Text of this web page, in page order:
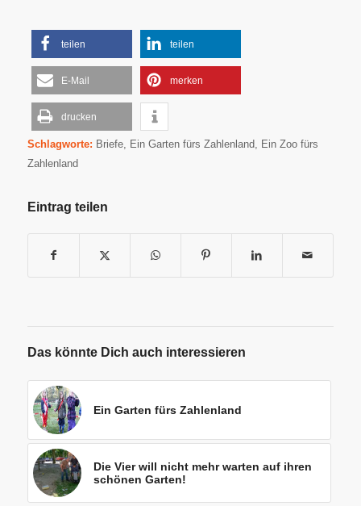
teilen teilen
E-Mail merken
drucken
Schlagworte: Briefe, Ein Garten fürs Zahlenland, Ein Zoo fürs
Zahlenland
Eintrag teilen
Das könnte Dich auch interessieren
Ein Garten fürs Zahlenland
Die Vier will nicht mehr warten auf ihren
schönen Garten!